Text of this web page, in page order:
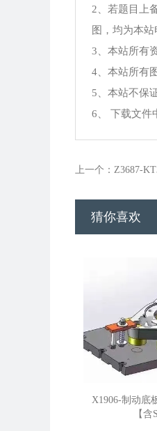
2、若题目上
图，均为本
3、本站所有
4、本站所有
5、本站不保
6、 下载文件
上一个：Z3687-
猜你喜欢
X1906-制动底
【含